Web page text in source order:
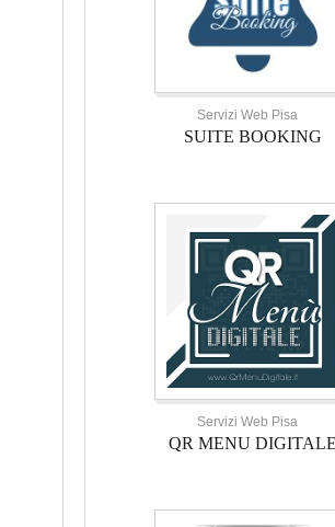
Servizi Web Pisa
SUITE BOOKING
Servizi Web Pisa
QR MENU DIGITALE